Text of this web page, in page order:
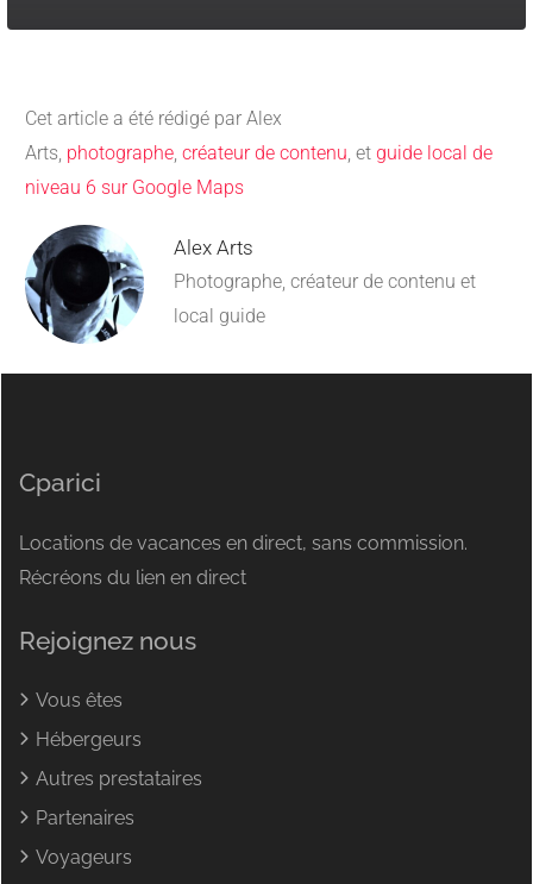
Cet article a été rédigé par Alex
Arts, photographe créateur de contenu , et guide local de
niveau 6 sur Google Maps
Alex Arts
Photographe, créateur de contenu et
local guide
Cparici
Locations de vacances en direct, sans commission.
Récréons du lien en direct
Rejoignez nous
Vous êtes
Hébergeurs
Autres prestataires
Partenaires
Voyageurs